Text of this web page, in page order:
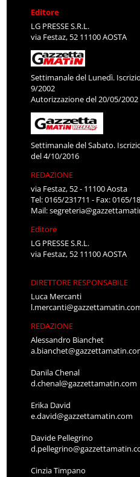
Editore
LG PRESSE S.R.L.
via Festaz, 52 11100 AOSTA
Settimanale del Lunedì.
9/2002
Autorizzazione del 20/05/2002
Settimanale del Sabato.
del 4/10/2016
REDAZIONE
via Festaz, 52 - 11100 Aosta
Tel: 0165/231711 - Fax: 0165/
Mail:
Editore
LG PRESSE S.R.L.
via Festaz, 52 11100 AOSTA
DIRETTORE RESPONSABILE
Luca Mercanti
REDAZIONE
Alessandro Bianchet
Danila Chenal
d.chenal@gazzettamatin.com
Erika David
e.david@gazzettamatin.com
Davide Pellegrino
Cinzia Timpano